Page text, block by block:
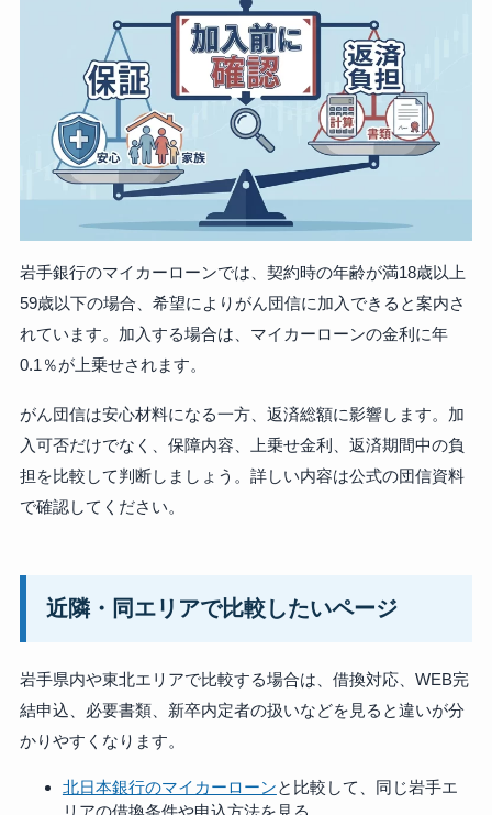
岩手銀行のマイカーローンでは、契約時の年齢が満18歳以上
59歳以下の場合、希望によりがん団信に加入できると案内さ
れています。加入する場合は、マイカーローンの金利に年
0.1％が上乗せされます。
がん団信は安心材料になる一方、返済総額に影響します。加
入可否だけでなく、保障内容、上乗せ金利、返済期間中の負
担を比較して判断しましょう。詳しい内容は公式の団信資料
で確認してください。
近隣・同エリアで比較したいページ
岩手県内や東北エリアで比較する場合は、借換対応、WEB完
結申込、必要書類、新卒内定者の扱いなどを見ると違いが分
かりやすくなります。
北日本銀行のマイカーローンと比較して、同じ岩手エ
リアの借換条件や申込方法を見る